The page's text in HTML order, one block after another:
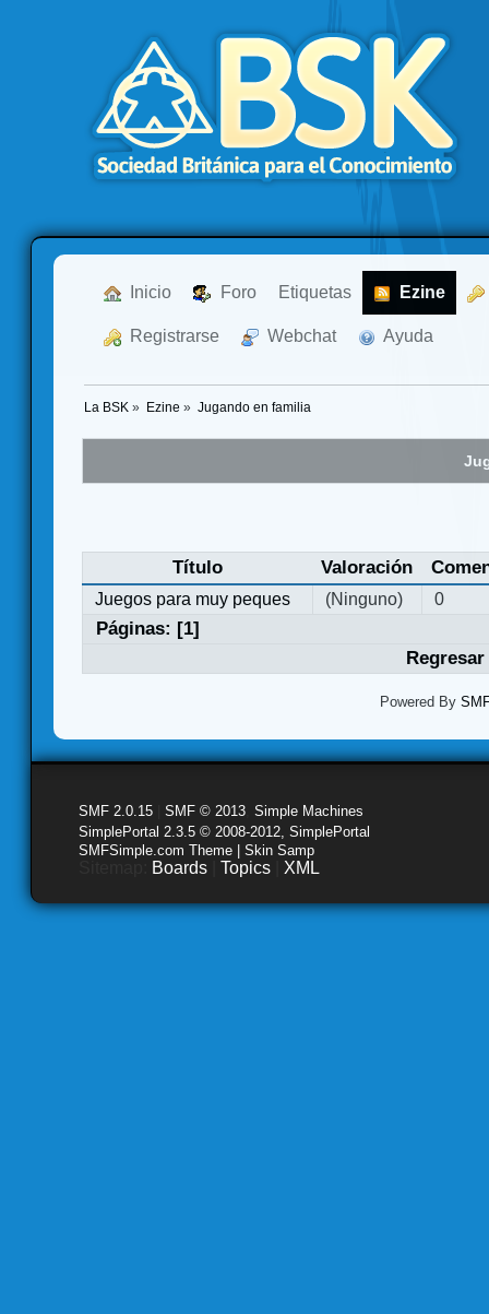
Inicio Foro Etiquetas Ezine
Registrarse Webchat Ayuda
La BSK » Ezine » Jugando en familia
Título Valoración
Juegos para muy peques (Ninguno) 0
Páginas: [1]
Powered By
SMF 2.0.15 SMF © 2013 Simple Machines
SimplePortal 2.3.5 © 2008-2012, SimplePortal
SMFSimple.com Theme | Skin Samp
Boards Topics XML